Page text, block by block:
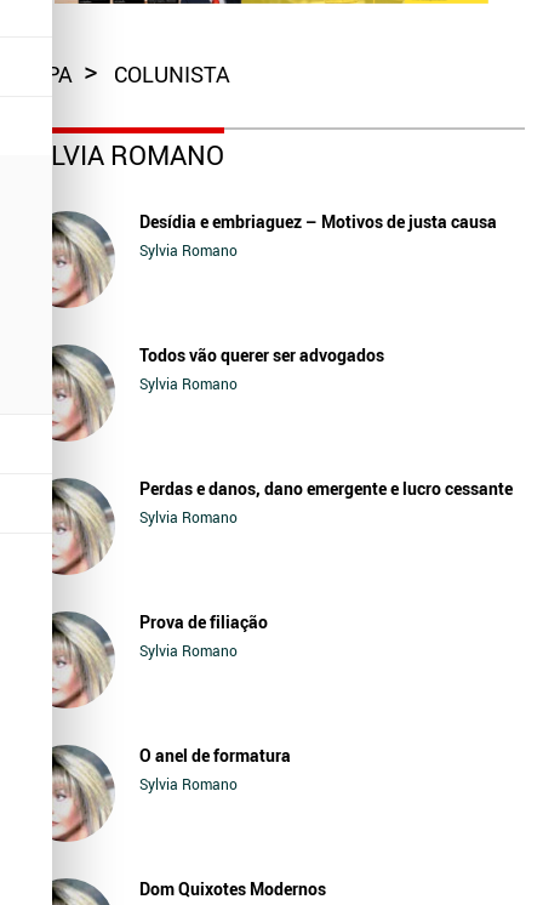
CAPA COLUNISTA
SYLVIA ROMANO
Desídia e embriaguez – Motivos de justa causa
Sylvia Romano
Todos vão querer ser advogados
Sylvia Romano
Perdas e danos, dano emergente e lucro cessante
Sylvia Romano
Prova de filiação
Sylvia Romano
O anel de formatura
Sylvia Romano
Dom Quixotes Modernos